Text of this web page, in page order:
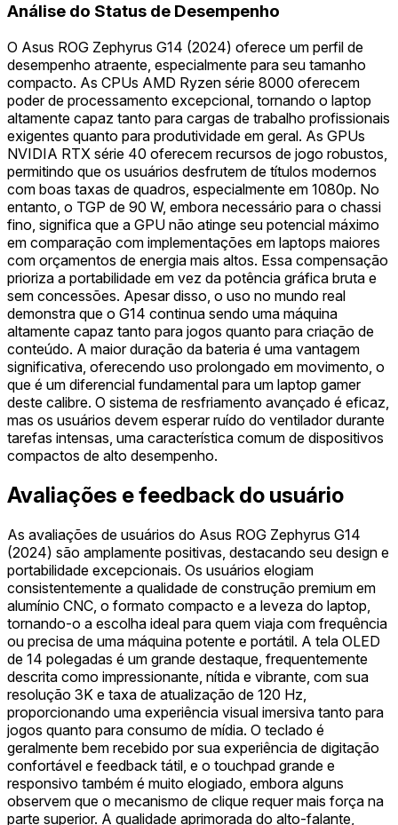
Análise do Status de Desempenho
O Asus ROG Zephyrus G14 (2024) oferece um perfil de
desempenho atraente, especialmente para seu tamanho
compacto. As CPUs AMD Ryzen série 8000 oferecem
poder de processamento excepcional, tornando o laptop
altamente capaz tanto para cargas de trabalho profissionais
exigentes quanto para produtividade em geral. As GPUs
NVIDIA RTX série 40 oferecem recursos de jogo robustos,
permitindo que os usuários desfrutem de títulos modernos
com boas taxas de quadros, especialmente em 1080p. No
entanto, o TGP de 90 W, embora necessário para o chassi
fino, significa que a GPU não atinge seu potencial máximo
em comparação com implementações em laptops maiores
com orçamentos de energia mais altos. Essa compensação
prioriza a portabilidade em vez da potência gráfica bruta e
sem concessões. Apesar disso, o uso no mundo real
demonstra que o G14 continua sendo uma máquina
altamente capaz tanto para jogos quanto para criação de
conteúdo. A maior duração da bateria é uma vantagem
significativa, oferecendo uso prolongado em movimento, o
que é um diferencial fundamental para um laptop gamer
deste calibre. O sistema de resfriamento avançado é eficaz,
mas os usuários devem esperar ruído do ventilador durante
tarefas intensas, uma característica comum de dispositivos
compactos de alto desempenho.
Avaliações e feedback do usuário
As avaliações de usuários do Asus ROG Zephyrus G14
(2024) são amplamente positivas, destacando seu design e
portabilidade excepcionais. Os usuários elogiam
consistentemente a qualidade de construção premium em
alumínio CNC, o formato compacto e a leveza do laptop,
tornando-o a escolha ideal para quem viaja com frequência
ou precisa de uma máquina potente e portátil. A tela OLED
de 14 polegadas é um grande destaque, frequentemente
descrita como impressionante, nítida e vibrante, com sua
resolução 3K e taxa de atualização de 120 Hz,
proporcionando uma experiência visual imersiva tanto para
jogos quanto para consumo de mídia. O teclado é
geralmente bem recebido por sua experiência de digitação
confortável e feedback tátil, e o touchpad grande e
responsivo também é muito elogiado, embora alguns
observem que o mecanismo de clique requer mais força na
parte superior. A qualidade aprimorada do alto-falante,